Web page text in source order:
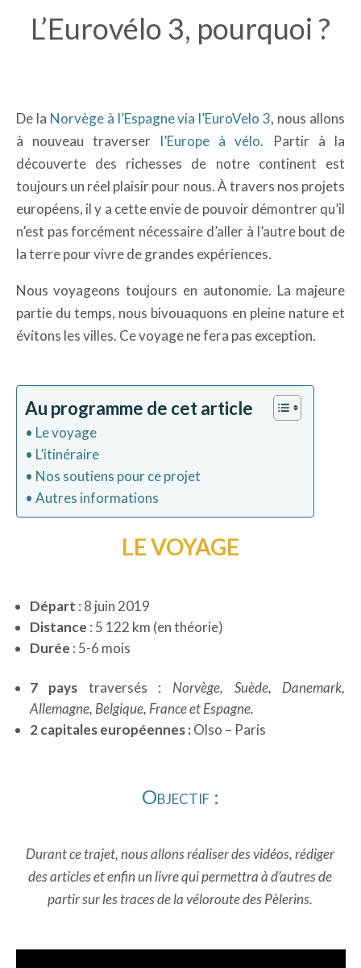
L’Eurovélo 3, pourquoi ?
De la Norvège à l’Espagne via l’EuroVelo 3, nous allons
à nouveau traverser l’Europe à vélo. Partir à la
découverte des richesses de notre continent est
toujours un réel plaisir pour nous. À travers nos projets
européens, il y a cette envie de pouvoir démontrer qu’il
n’est pas forcément nécessaire d’aller à l’autre bout de
la terre pour vivre de grandes expériences.
Nous voyageons toujours en autonomie. La majeure
partie du temps, nous bivouaquons en pleine nature et
évitons les villes. Ce voyage ne fera pas exception.
Au programme de cet article
Le voyage
L’itinéraire
Nos soutiens pour ce projet
Autres informations
LE VOYAGE
Départ : 8 juin 2019
Distance : 5 122 km (en théorie)
Durée : 5-6 mois
7 pays traversés : Norvège, Suède, Danemark,
Allemagne, Belgique, France et Espagne.
2 capitales européennes : Olso – Paris
Objectif :
Durant ce trajet, nous allons réaliser des vidéos, rédiger
des articles et enfin un livre qui permettra à d’autres de
partir sur les traces de la véloroute des Pèlerins.